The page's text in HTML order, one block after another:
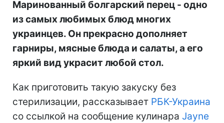
Маринованный болгарский перец - одно
из самых любимых блюд многих
украинцев. Он прекрасно дополняет
гарниры, мясные блюда и салаты, а его
яркий вид украсит любой стол.
Как приготовить такую закуску без
стерилизации, рассказывает РБК-Украина
со ссылкой на сообщение кулинара Jayne